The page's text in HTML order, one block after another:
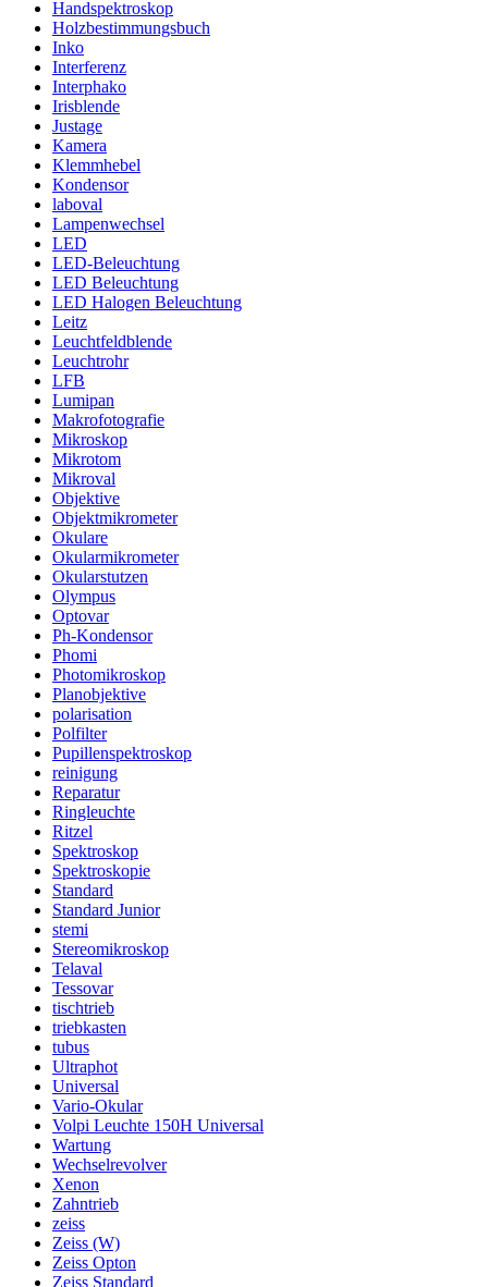
Handspektroskop
Holzbestimmungsbuch
Inko
Interferenz
Interphako
Irisblende
Justage
Kamera
Klemmhebel
Kondensor
laboval
Lampenwechsel
LED
LED-Beleuchtung
LED Beleuchtung
LED Halogen Beleuchtung
Leitz
Leuchtfeldblende
Leuchtrohr
LFB
Lumipan
Makrofotografie
Mikroskop
Mikrotom
Mikroval
Objektive
Objektmikrometer
Okulare
Okularmikrometer
Okularstutzen
Olympus
Optovar
Ph-Kondensor
Phomi
Photomikroskop
Planobjektive
polarisation
Polfilter
Pupillenspektroskop
reinigung
Reparatur
Ringleuchte
Ritzel
Spektroskop
Spektroskopie
Standard
Standard Junior
stemi
Stereomikroskop
Telaval
Tessovar
tischtrieb
triebkasten
tubus
Ultraphot
Universal
Vario-Okular
Volpi Leuchte 150H Universal
Wartung
Wechselrevolver
Xenon
Zahntrieb
zeiss
Zeiss (W)
Zeiss Opton
Zeiss Standard